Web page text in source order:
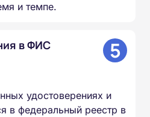
и темпе.
в ФИС
5
удостоверениях и
в федеральный реестр в